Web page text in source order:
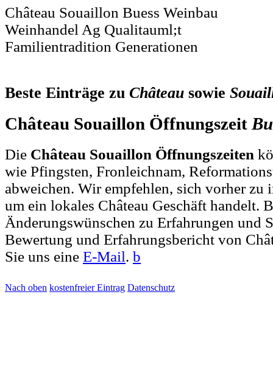
Château Souaillon Buess Weinbau
Weinhandel Ag Qualitauml;t
Familientradition Generationen
Beste Einträge zu Château sowie
Château Souaillon Öffnungszeit
Die Château Souaillon Öffnungszeiten
wie Pfingsten, Fronleichnam,
abweichen. Wir empfehlen, sich vorher zu
um ein lokales Château Geschäft handelt.
Änderungswünschen zu Erfahrungen und
Bewertung und Erfahrungsbericht von
Sie uns eine E-Mail. b
Nach oben kostenfreier Eintrag Datenschutz